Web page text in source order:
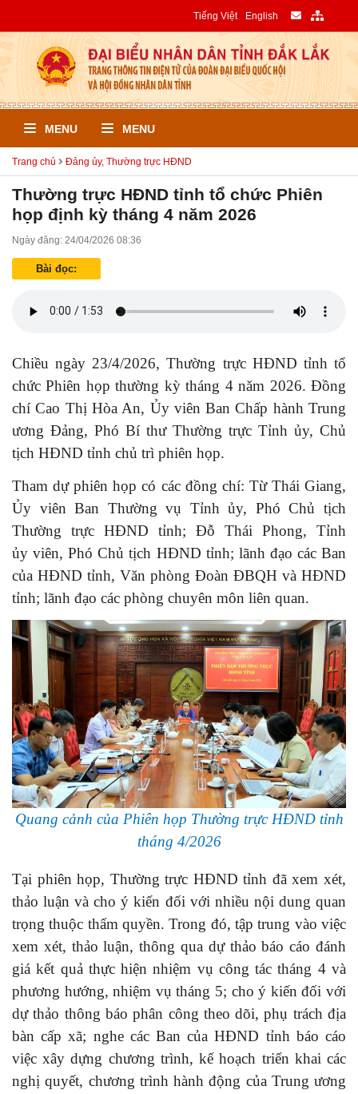
Tiếng Việt English
MENU MENU
Trang chủ Đảng ủy, Thường trực HĐND
Thường trực HĐND tỉnh tổ chức Phiên
họp định kỳ tháng 4 năm 2026
Ngày đăng: 24/04/2026 08:36
Bài đọc:
Chiều ngày 23/4/2026, Thường trực HĐND tỉnh tổ
chức Phiên họp thường kỳ tháng 4 năm 2026. Đồng
chí Cao Thị Hòa An, Ủy viên Ban Chấp hành Trung
ương Đảng, Phó Bí thư Thường trực Tỉnh ủy, Chủ
tịch HĐND tỉnh chủ trì phiên họp.
Tham dự phiên họp có các đồng chí: Từ Thái Giang,
Ủy viên Ban Thường vụ Tỉnh ủy, Phó Chủ tịch
Thường trực HĐND tỉnh; Đỗ Thái Phong, Tỉnh
ủy viên, Phó Chủ tịch HĐND tỉnh; lãnh đạo các Ban
của HĐND tỉnh, Văn phòng Đoàn ĐBQH và HĐND
tỉnh; lãnh đạo các phòng chuyên môn liên quan.
Quang cảnh của Phiên họp Thường trực HĐND tỉnh
tháng 4/2026
Tại phiên họp, Thường trực HĐND tỉnh đã xem xét,
thảo luận và cho ý kiến đối với nhiều nội dung quan
trọng thuộc thẩm quyền. Trong đó, tập trung vào việc
xem xét, thảo luận, thông qua dự thảo báo cáo đánh
giá kết quả thực hiện nhiệm vụ công tác tháng 4 và
phương hướng, nhiệm vụ tháng 5; cho ý kiến đối với
dự thảo thông báo phân công theo dõi, phụ trách địa
bàn cấp xã; nghe các Ban của HĐND tỉnh báo cáo
việc xây dựng chương trình, kế hoạch triển khai các
nghị quyết, chương trình hành động của Trung ương